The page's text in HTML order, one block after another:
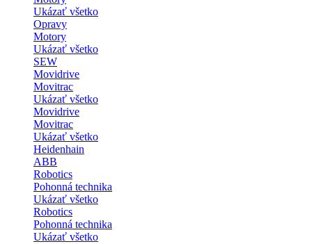
Ukázať všetko
Opravy
Motory
Ukázať všetko
SEW
Movidrive
Movitrac
Ukázať všetko
Movidrive
Movitrac
Ukázať všetko
Heidenhain
ABB
Robotics
Pohonná technika
Ukázať všetko
Robotics
Pohonná technika
Ukázať všetko